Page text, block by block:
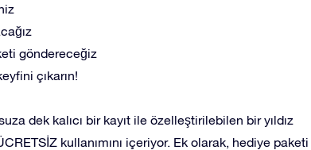
göndereceğiz
çıkarın!
dek kalıcı bir kayıt ile özelleştirilebilen bir yıldız
kullanımını içeriyor. Ek olarak, hediye paketi